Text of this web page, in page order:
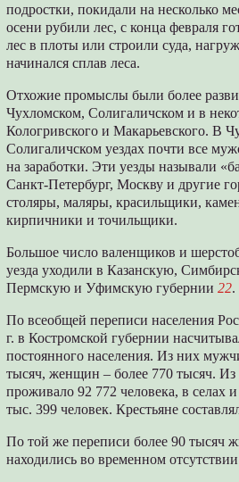
подростки, покидали на несколько
осени рубили лес, с конца февраля
лес в плоты или строили суда,
начинался сплав леса.
Отхожие промыслы были более
Чухломском, Солигаличском и в
Кологривского и Макарьевского. В
Солигаличском уездах почти все
на заработки. Эти уезды называли
Санкт-Петербург, Москву и другие
столяры, маляры, красильщики,
кирпичники и точильщики.
Большое число валенщиков и
уезда уходили в Казанскую,
Пермскую и Уфимскую губернии22.
По всеобщей переписи населения
г. в Костромской губернии
постоянного населения. Из них
тысяч, женщин – более 770 тысяч. Из
проживало 92 772 человека, в селах
тыс. 399 человек. Крестьяне
По той же переписи более 90 тысяч
находились во временном